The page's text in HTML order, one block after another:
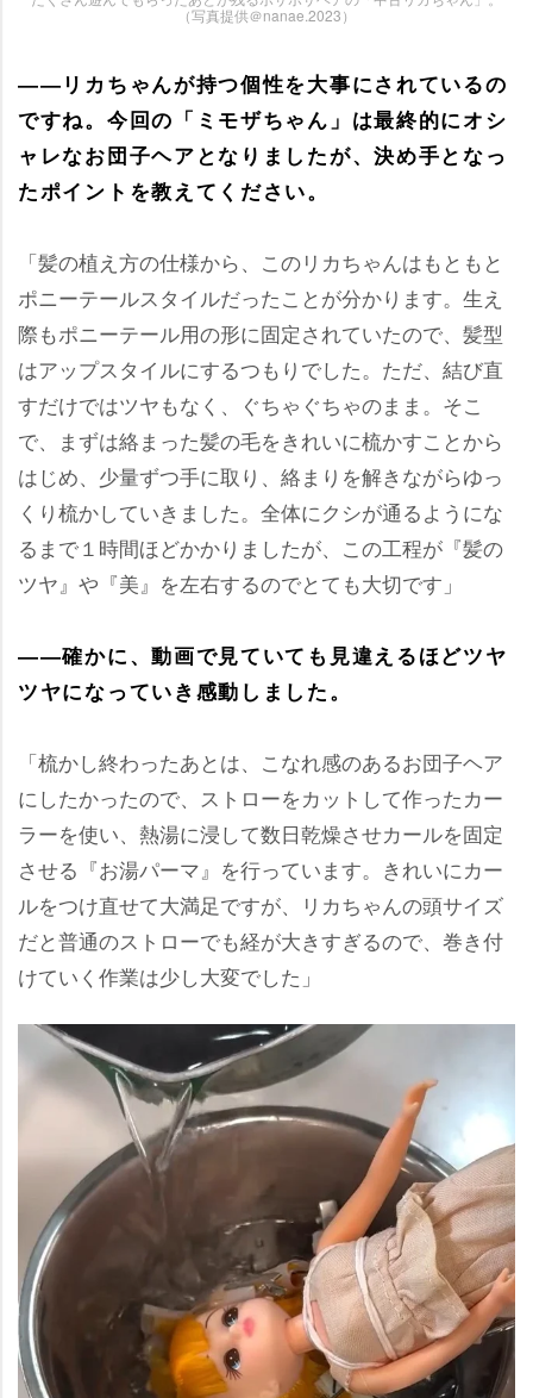
（写真提供＠nanae.2023）
――リカちゃんが持つ個性を大事にされているの
ですね。今回の「ミモザちゃん」は最終的にオシ
ャレなお団子ヘアとなりましたが、決め手となっ
たポイントを教えてください。
「髪の植え方の仕様から、このリカちゃんはもともと
ポニーテールスタイルだったことが分かります。生え
際もポニーテール用の形に固定されていたので、髪型
はアップスタイルにするつもりでした。ただ、結び直
すだけではツヤもなく、ぐちゃぐちゃのまま。そこ
で、まずは絡まった髪の毛をきれいに梳かすことから
はじめ、少量ずつ手に取り、絡まりを解きながらゆっ
くり梳かしていきました。全体にクシが通るようにな
るまで１時間ほどかかりましたが、この工程が『髪の
ツヤ』や『美』を左右するのでとても大切です」
――確かに、動画で見ていても見違えるほどツヤ
ツヤになっていき感動しました。
「梳かし終わったあとは、こなれ感のあるお団子ヘア
にしたかったので、ストローをカットして作ったカー
ラーを使い、熱湯に浸して数日乾燥させカールを固定
させる『お湯パーマ』を行っています。きれいにカー
ルをつけ直せて大満足ですが、リカちゃんの頭サイズ
だと普通のストローでも経が大きすぎるので、巻き付
けていく作業は少し大変でした」